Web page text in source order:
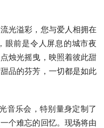
光溢彩，您与爱人相拥在
眼前是令人屏息的城市夜
烛光摇曳，映照着彼此甜
品的芬芳，一切都是如此
音乐会，特别量身定制了
个难忘的回忆。现场将由